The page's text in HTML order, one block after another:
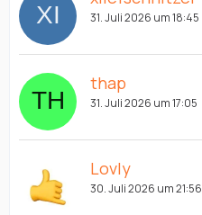
31. Juli 2026 um 18:45
thap
31. Juli 2026 um 17:05
Lovly
30. Juli 2026 um 21:56